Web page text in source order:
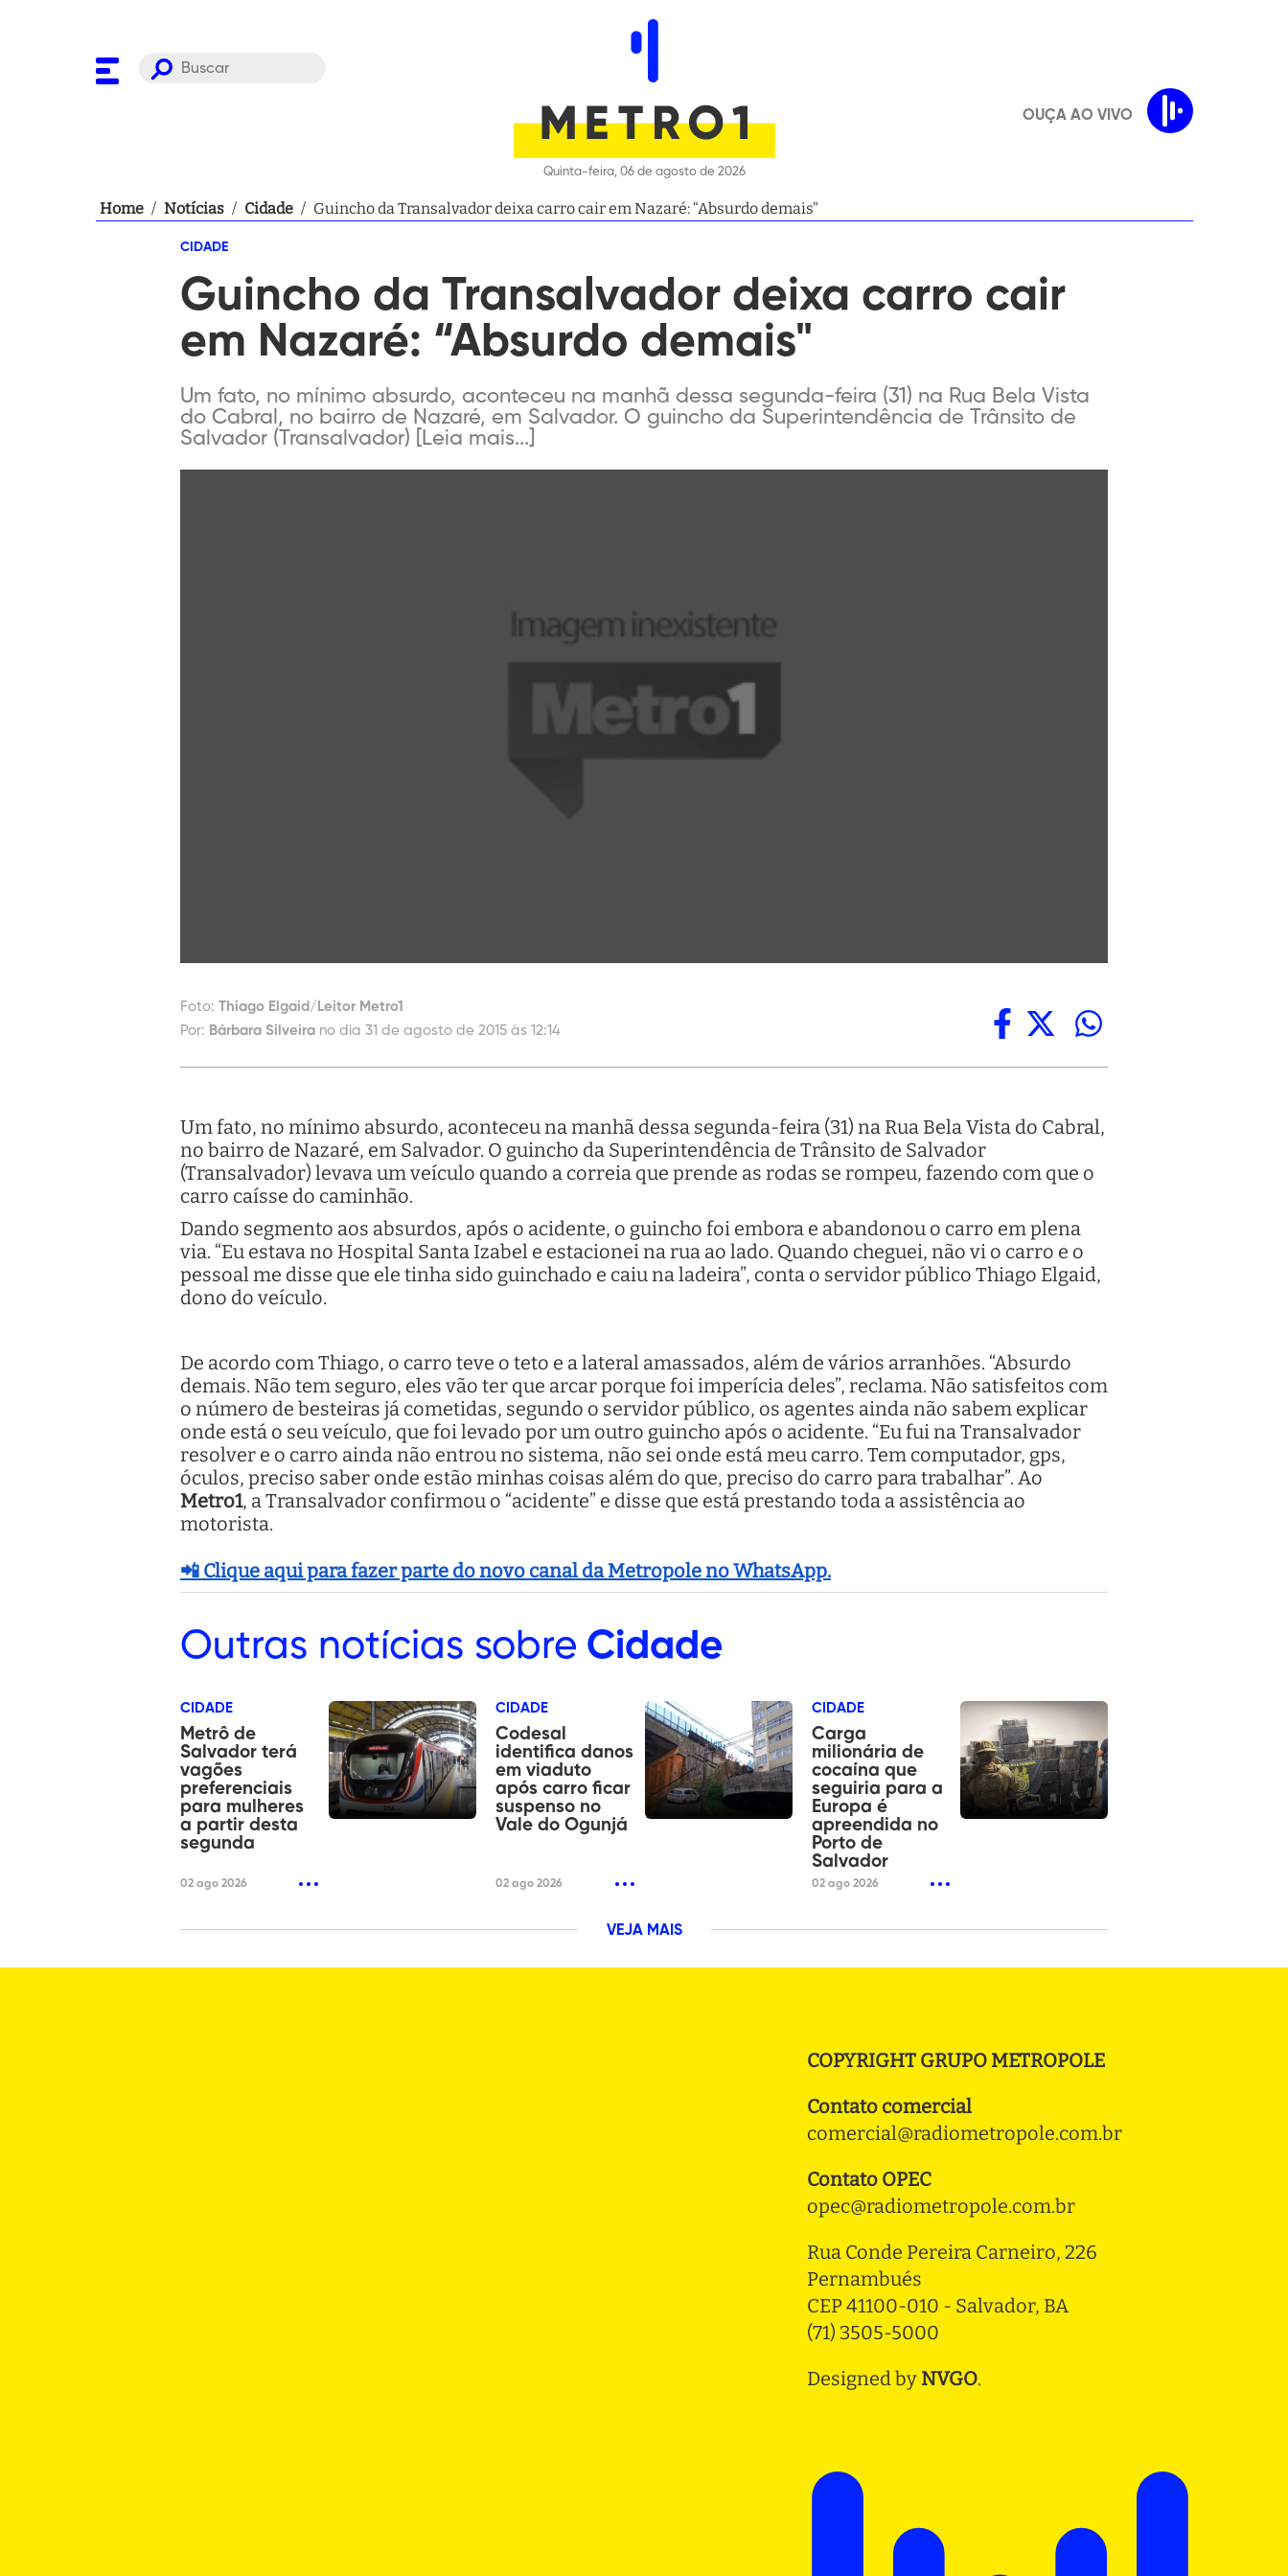
Quinta-feira, 06 de agosto de 2026
OUÇA AO VIVO
Home / Notícias / Cidade / Guincho da Transalvador deixa carro cair em Nazaré: “Absurdo demais"
CIDADE
Guincho da Transalvador deixa carro cair
em Nazaré: “Absurdo demais"
Um fato, no mínimo absurdo, aconteceu na manhã dessa segunda-feira (31) na Rua Bela Vista
do Cabral, no bairro de Nazaré, em Salvador. O guincho da Superintendência de Trânsito de
Salvador (Transalvador) [Leia mais...]
Foto: Thiago Elgaid/Leitor Metro1
Por: Bárbara Silveira no dia 31 de agosto de 2015 às 12:14
Um fato, no mínimo absurdo, aconteceu na manhã dessa segunda-feira (31) na Rua Bela Vista do Cabral,
no bairro de Nazaré, em Salvador. O guincho da Superintendência de Trânsito de Salvador
(Transalvador) levava um veículo quando a correia que prende as rodas se rompeu, fazendo com que o
carro caísse do caminhão.
Dando segmento aos absurdos, após o acidente, o guincho foi embora e abandonou o carro em plena
via. “Eu estava no Hospital Santa Izabel e estacionei na rua ao lado. Quando cheguei, não vi o carro e o
pessoal me disse que ele tinha sido guinchado e caiu na ladeira”, conta o servidor público Thiago Elgaid,
dono do veículo.
De acordo com Thiago, o carro teve o teto e a lateral amassados, além de vários arranhões. “Absurdo
demais. Não tem seguro, eles vão ter que arcar porque foi imperícia deles”, reclama. Não satisfeitos com
o número de besteiras já cometidas, segundo o servidor público, os agentes ainda não sabem explicar
onde está o seu veículo, que foi levado por um outro guincho após o acidente. “Eu fui na Transalvador
resolver e o carro ainda não entrou no sistema, não sei onde está meu carro. Tem computador, gps,
óculos, preciso saber onde estão minhas coisas além do que, preciso do carro para trabalhar”. Ao
Metro1, a Transalvador confirmou o “acidente” e disse que está prestando toda a assistência ao
motorista.
📲 Clique aqui para fazer parte do novo canal da Metropole no WhatsApp.
Outras notícias sobre Cidade
CIDADE
Metrô de
Salvador terá
vagões
preferenciais
para mulheres
a partir desta
segunda
02 ago 2026
CIDADE
Codesal
identifica danos
em viaduto
após carro ficar
suspenso no
Vale do Ogunjá
02 ago 2026
CIDADE
Carga
milionária de
cocaína que
seguiria para a
Europa é
apreendida no
Porto de
Salvador
02 ago 2026
VEJA MAIS
COPYRIGHT GRUPO METROPOLE
Contato comercial
comercial@radiometropole.com.br
Contato OPEC
opec@radiometropole.com.br
Rua Conde Pereira Carneiro, 226
Pernambués
CEP 41100-010 - Salvador, BA
(71) 3505-5000
Designed by NVGO.